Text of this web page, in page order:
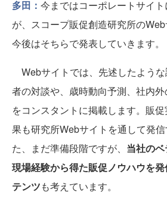
多田： 今まではコーポレートサイ
が、スコープ販促創造研究所のWeb
今後はそちらで発表していきます。
Webサイトでは、先述したよう
者の対談や、歳時動向予測、社内
をコンスタントに掲載します。販
果も研究所Webサイトを通して発
た、まだ準備段階ですが、 当社の
現場経験から得た販促ノウハウを
テンツも考えています。